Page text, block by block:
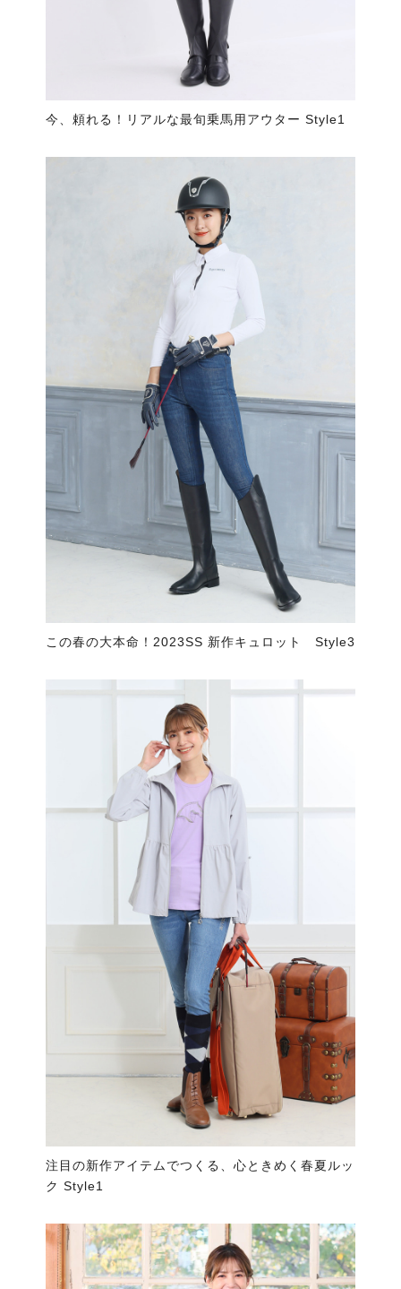
今、頼れる！リアルな最旬乗馬用アウター Style1
この春の大本命！2023SS 新作キュロット Style3
注目の新作アイテムでつくる、心ときめく春夏ルッ
ク Style1